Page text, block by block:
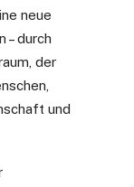
neue
– durch
der
und